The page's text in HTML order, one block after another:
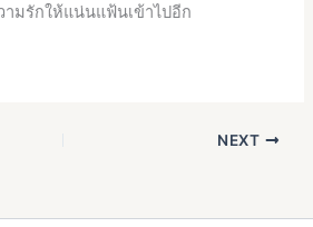
ามรักให้แน่นแฟ้นเข้าไปอีก
NEXT